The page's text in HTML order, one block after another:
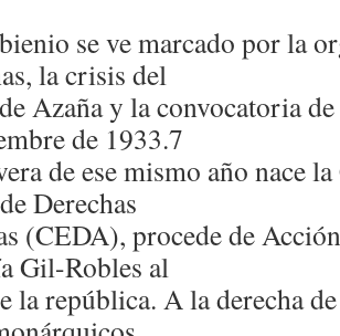
se ve marcado por la
la crisis del
Azaña y la convocatoria
de 1933.7
de ese mismo año nace
Derechas
(CEDA), procede de
Gil-Robles al
la república. A la derecha